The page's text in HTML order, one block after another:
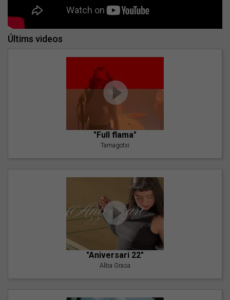
Últims videos
"Full flama"
Tamagotxi
"Aniversari 22"
Alba Grasa